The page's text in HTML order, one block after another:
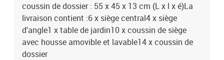
coussin de dossier : 55 x 45 x 13 cm (L x l x é)La
livraison contient :6 x siège central4 x siège
d'angle1 x table de jardin10 x coussin de siège
avec housse amovible et lavable14 x coussin de
dossier